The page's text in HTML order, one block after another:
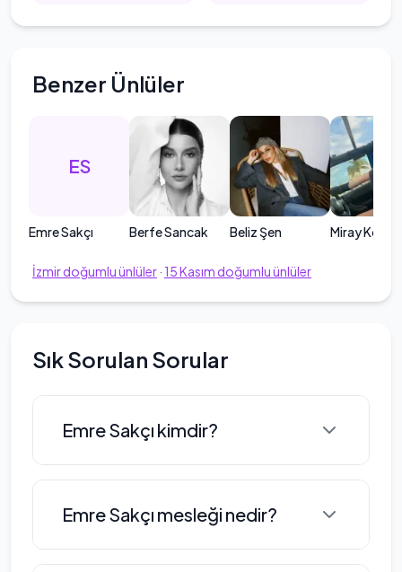
Benzer Ünlüler
ES
Emre Sakçı Berfe Sancak Beliz Şen Miray Konar
İzmirdoğumlu ünlüler· 15Kasım doğumlu ünlüler
Sık Sorulan Sorular
Emre Sakçı kimdir?
İzmir'de doğmuş ve yüzme alanında
önemli başarılar elde etmiş bir Türk
Emre Sakçı mesleği nedir?